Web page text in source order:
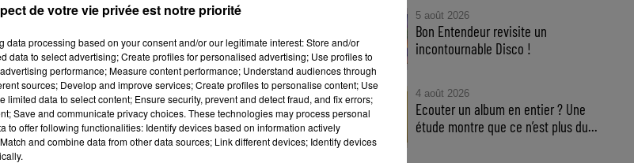
5 août 2026
Bon Entendeur revisite un
incontournable Disco !
4 août 2026
Ecouter un album en entier ? Une
étude montre que ce n’est plus du...
de votre vie privée est notre priorité
data processing based on your consent and/or our legitimate interest: Store and/or
data to select advertising; Create profiles for personalised advertising; Use profiles to
performance; Measure content performance; Understand audiences through
sources; Develop and improve services; Create profiles to personalise content; Use
limited data to select content; Ensure security, prevent and detect fraud, and fix errors;
Save and communicate privacy choices. These technologies may process personal
to offer following functionalities: Identify devices based on information actively
and combine data from other data sources; Link different devices; Identify devices